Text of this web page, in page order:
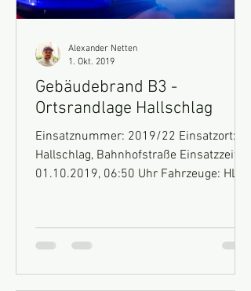
Gebäudebrand B3 -
Ortsrandlage Hallschlag
Einsatznummer: 2019/22 Einsatzort:
Hallschlag, Bahnhofstraße Einsatzzeit:
01.10.2019, 06:50 Uhr Fahrzeuge: HLF
Alexander Netten
1. Okt. 2019